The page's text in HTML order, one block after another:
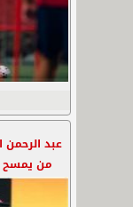
عبد
من يمسح